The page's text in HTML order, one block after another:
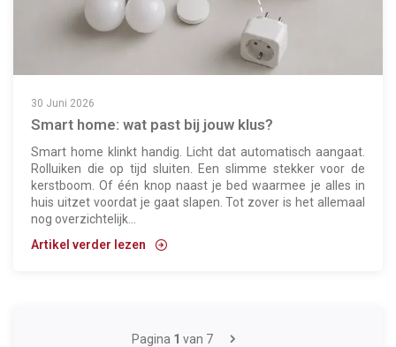
30 Juni 2026
Smart home: wat past bij jouw klus?
Smart home klinkt handig. Licht dat automatisch aangaat.
Rolluiken die op tijd sluiten. Een slimme stekker voor de
kerstboom. Of één knop naast je bed waarmee je alles in
huis uitzet voordat je gaat slapen. Tot zover is het allemaal
nog overzichtelijk...
Artikel verder lezen
Pagina 1 van 7